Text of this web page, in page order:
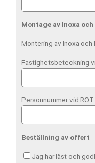
Montage av Inoxa och
Montering av Inoxa och
Fastighetsbeteckning
Personnummer vid
Beställning av offert
Jag har läst och